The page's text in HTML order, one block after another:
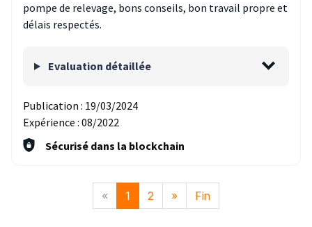
pompe de relevage, bons conseils, bon travail propre et
délais respectés.
Evaluation détaillée
Publication : 19/03/2024
Expérience : 08/2022
Sécurisé dans la blockchain
« 1 2 » Fin